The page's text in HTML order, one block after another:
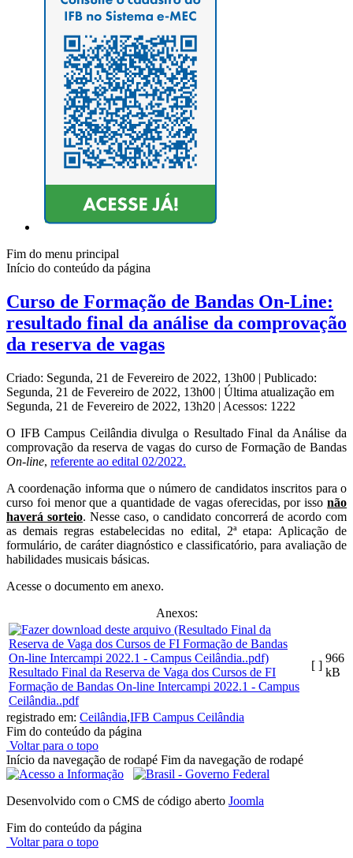
Fim do menu principal
Início do conteúdo da página
Curso de Formação de Bandas On-Line:
resultado final da análise da comprovação
da reserva de vagas
Criado: Segunda, 21 de Fevereiro de 2022, 13h00 | Publicado:
Segunda, 21 de Fevereiro de 2022, 13h00 | Última atualização em
Segunda, 21 de Fevereiro de 2022, 13h20 | Acessos: 1222
O IFB Campus Ceilândia divulga o Resultado Final da Análise da
comprovação da reserva de vagas do curso de Formação de Bandas
On-line, referente ao edital 02/2022.
A coordenação informa que o número de candidatos inscritos para o
curso foi menor que a quantidade de vagas oferecidas, por isso não
haverá sorteio. Nesse caso, o candidato concorrerá de acordo com
as demais regras estabelecidas no edital, 2ª etapa: Aplicação de
formulário, de caráter diagnóstico e classificatório, para avaliação de
habilidades musicais básicas.
Acesse o documento em anexo.
Anexos:
Resultado Final da Reserva de Vaga dos Cursos de FI
Formação de Bandas On-line Intercampi 2022.1 - Campus
Ceilândia..pdf
[ ]
966
kB
registrado em: Ceilândia,IFB Campus Ceilândia
Fim do conteúdo da página
Voltar para o topo
Início da navegação de rodapé Fim da navegação de rodapé
Desenvolvido com o CMS de código aberto Joomla
Fim do conteúdo da página
Voltar para o topo